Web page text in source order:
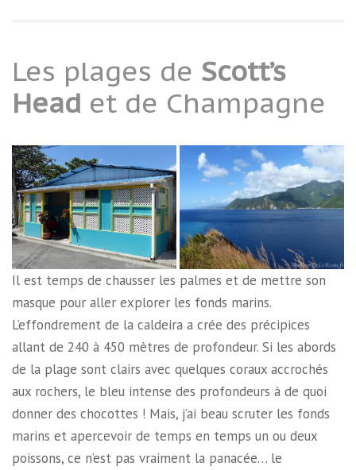
Les plages de Scott’s
Head et de Champagne
Il est temps de chausser les palmes et de mettre son
masque pour aller explorer les fonds marins.
L’effondrement de la caldeira a crée des précipices
allant de 240 à 450 mètres de profondeur. Si les abords
de la plage sont clairs avec quelques coraux accrochés
aux rochers, le bleu intense des profondeurs à de quoi
donner des chocottes ! Mais, j’ai beau scruter les fonds
marins et apercevoir de temps en temps un ou deux
poissons, ce n’est pas vraiment la panacée… le